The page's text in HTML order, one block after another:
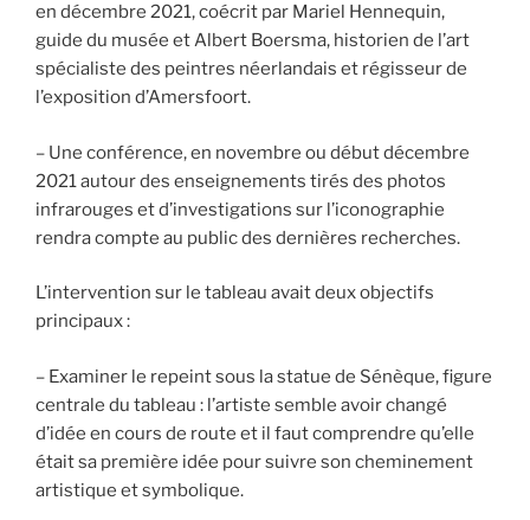
en décembre 2021, coécrit par Mariel Hennequin,
guide du musée et Albert Boersma, historien de l’art
spécialiste des peintres néerlandais et régisseur de
l’exposition d’Amersfoort.
– Une conférence, en novembre ou début décembre
2021 autour des enseignements tirés des photos
infrarouges et d’investigations sur l’iconographie
rendra compte au public des dernières recherches.
L’intervention sur le tableau avait deux objectifs
principaux :
– Examiner le repeint sous la statue de Sénèque, figure
centrale du tableau : l’artiste semble avoir changé
d’idée en cours de route et il faut comprendre qu’elle
était sa première idée pour suivre son cheminement
artistique et symbolique.